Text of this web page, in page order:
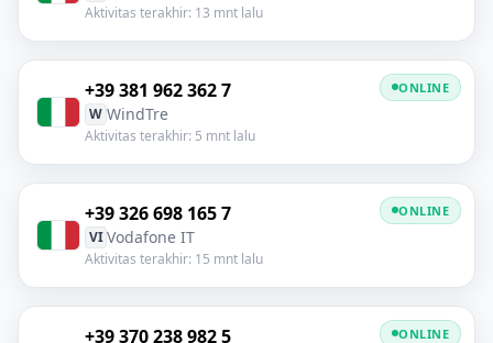
Aktivitas terakhir: 13 mnt lalu
+39 381 962 362 7
W WindTre
Aktivitas terakhir: 5 mnt lalu
ONLINE
+39 326 698 165 7
VI Vodafone IT
Aktivitas terakhir: 15 mnt lalu
ONLINE
+39 370 238 982 5 ONLINE